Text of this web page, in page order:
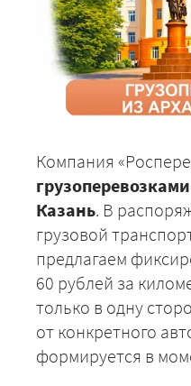
Компания
Казань. В
грузовой
предлагаем
60 рублей за
только в одну
от конкретного
формируется в